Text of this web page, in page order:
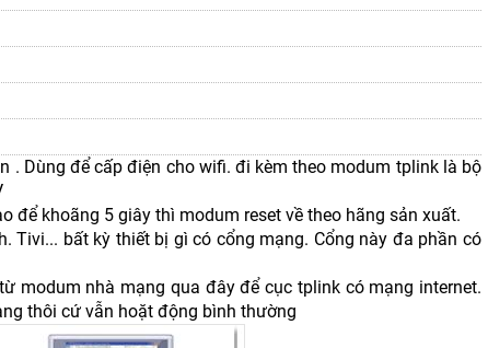
. Dùng để cấp điện cho wifi. đi kèm theo modum tplink là bộ
để khoãng 5 giây thì modum reset về theo hãng sản xuất.
Tivi... bất kỳ thiết bị gì có cổng mạng. Cổng này đa phần có
modum nhà mạng qua đây để cục tplink có mạng internet.
thôi cứ vẫn hoặt động bình thường